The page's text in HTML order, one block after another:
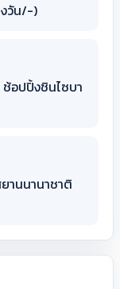
งวัน/-)
อปปิ้งชินไซบา
านนานาชาติ